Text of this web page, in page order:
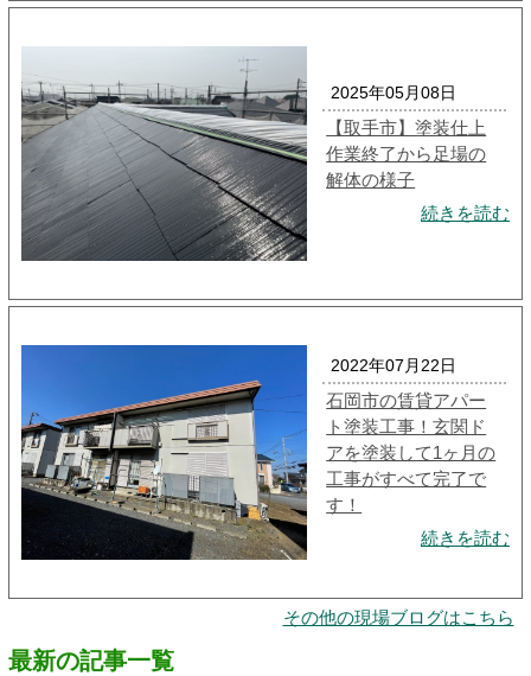
2025年05月08日
【取手市】塗装仕上
作業終了から足場の
解体の様子
続きを読む
2022年07月22日
石岡市の賃貸アパー
ト塗装工事！玄関ド
アを塗装して1ヶ月の
工事がすべて完了で
す！
続きを読む
その他の現場ブログはこちら
最新の記事一覧